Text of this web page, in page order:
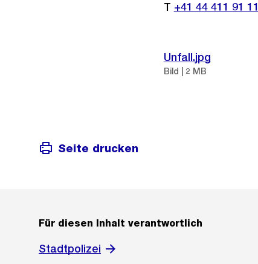
T +41 44 411 91 11
Unfall.jpg
Bild | 2 MB
Seite drucken
Für diesen Inhalt verantwortlich
Stadtpolizei